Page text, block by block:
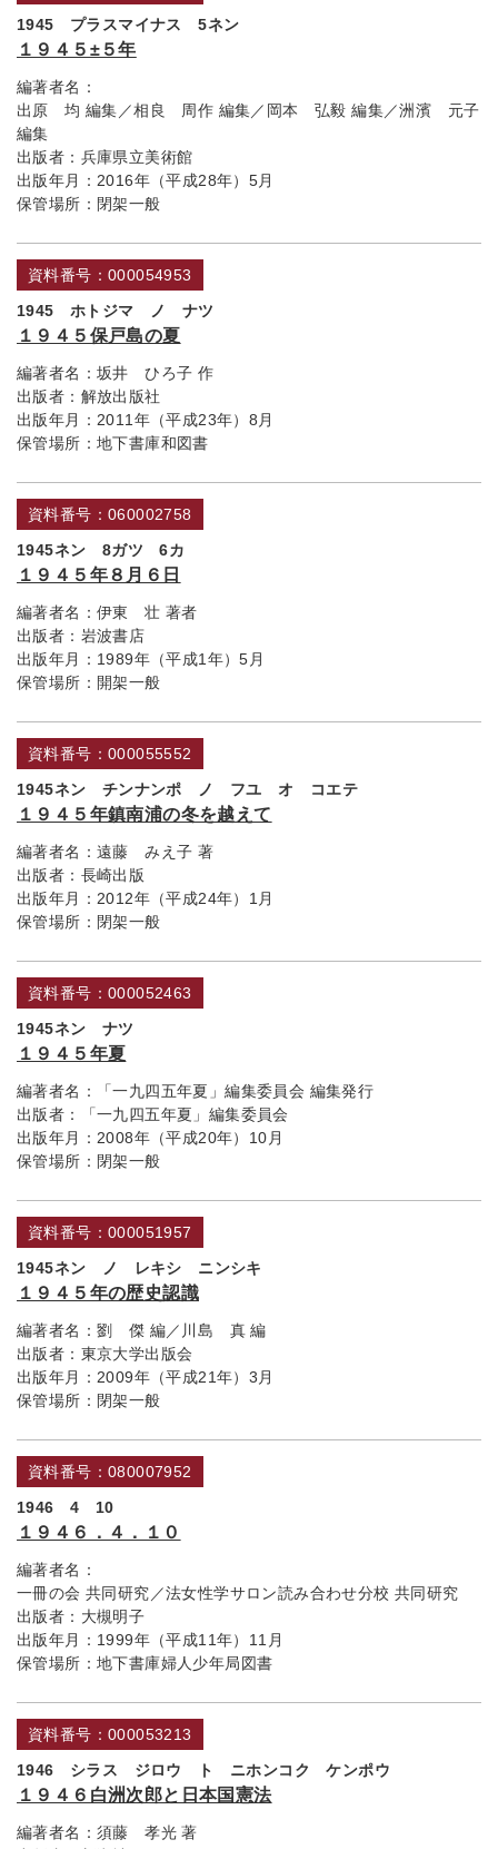
1945 プラスマイナス 5ネン
１９４５±５年
編著者名：
出原 均 編集／相良 周作 編集／岡本 弘毅 編集／洲濱 元子
編集
出版者： 兵庫県立美術館
出版年月： 2016年（平成28年）5月
保管場所： 閉架一般
資料番号：000054953
1945 ホトジマ ノ ナツ
１９４５保戸島の夏
編著者名： 坂井 ひろ子 作
出版者： 解放出版社
出版年月： 2011年（平成23年）8月
保管場所： 地下書庫和図書
資料番号：060002758
1945ネン 8ガツ 6カ
１９４５年８月６日
編著者名： 伊東 壮 著者
出版者： 岩波書店
出版年月： 1989年（平成1年）5月
保管場所： 開架一般
資料番号：000055552
1945ネン チンナンポ ノ フユ オ コエテ
１９４５年鎮南浦の冬を越えて
編著者名： 遠藤 みえ子 著
出版者： 長崎出版
出版年月： 2012年（平成24年）1月
保管場所： 閉架一般
資料番号：000052463
1945ネン ナツ
１９４５年夏
編著者名：
「一九四五年夏」編集委員会 編集発行
出版者：
「一九四五年夏」編集委員会
出版年月： 2008年（平成20年）10月
保管場所： 閉架一般
資料番号：000051957
1945ネン ノ レキシ ニンシキ
１９４５年の歴史認識
編著者名： 劉 傑 編／川島 真 編
出版者： 東京大学出版会
出版年月： 2009年（平成21年）3月
保管場所： 閉架一般
資料番号：080007952
1946 4 10
１９４６．４．１０
編著者名：
一冊の会 共同研究／法女性学サロン読み合わせ分校 共同研究
出版者： 大槻明子
出版年月： 1999年（平成11年）11月
保管場所： 地下書庫婦人少年局図書
資料番号：000053213
1946 シラス ジロウ ト ニホンコク ケンポウ
１９４６白洲次郎と日本国憲法
編著者名： 須藤 孝光 著